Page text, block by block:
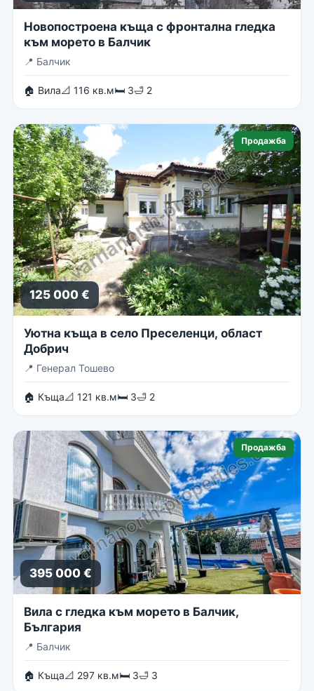
Новопостроена къща с фронтална гледка
към морето в Балчик
📍 Балчик
🏠 Вила📐 116 кв.м🛏 3🛁 2
Продажба
125 000 €
Уютна къща в село Преселенци, област
Добрич
📍 Генерал Тошево
🏠 Къща📐 121 кв.м🛏 3🛁 2
Продажба
395 000 €
Вила с гледка към морето в Балчик,
България
📍 Балчик
🏠 Къща📐 297 кв.м🛏 3🛁 3